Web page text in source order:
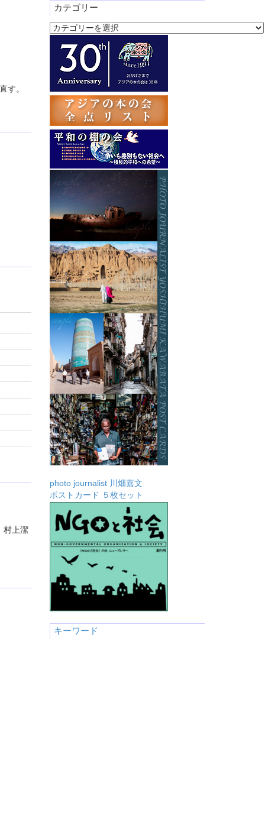
す。
村上潔
カ
イ
ブ
カテゴリー
カ
photo journalist 川畑嘉文
ポストカード ５枚セット
キーワード